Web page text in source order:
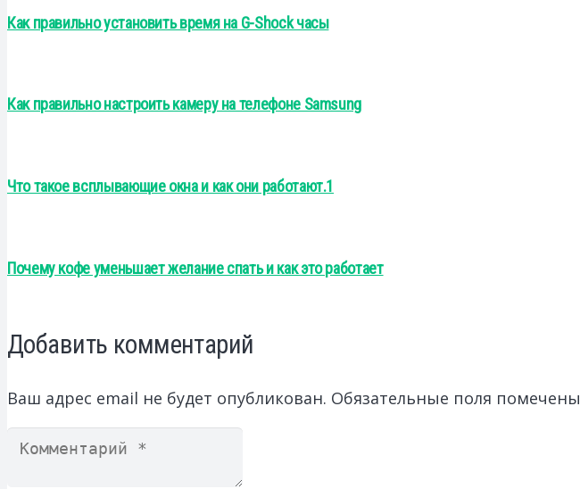
Как правильно установить время на G-Shock часы
Как правильно настроить камеру на телефоне Samsung
Что такое всплывающие окна и как они работают.1
Почему кофе уменьшает желание спать и как это работает
Добавить комментарий
Ваш адрес email не будет опубликован. Обязательные поля помечены